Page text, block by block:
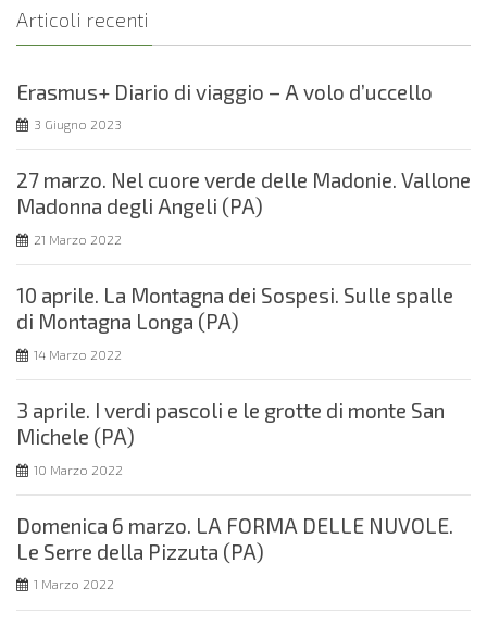
Articoli recenti
Erasmus+ Diario di viaggio – A volo d’uccello
3 Giugno 2023
27 marzo. Nel cuore verde delle Madonie. Vallone
Madonna degli Angeli (PA)
21 Marzo 2022
10 aprile. La Montagna dei Sospesi. Sulle spalle
di Montagna Longa (PA)
14 Marzo 2022
3 aprile. I verdi pascoli e le grotte di monte San
Michele (PA)
10 Marzo 2022
Domenica 6 marzo. LA FORMA DELLE NUVOLE.
Le Serre della Pizzuta (PA)
1 Marzo 2022